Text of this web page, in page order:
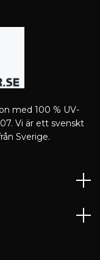
med 100 % UV-
Vi är ett svenskt
Sverige.